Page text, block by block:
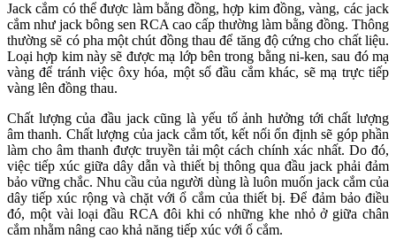
Jack cắm có thể được làm bằng đồng, hợp kim đồng, vàng, các jack
cắm như jack bông sen RCA cao cấp thường làm bằng đồng. Thông
thường sẽ có pha một chút đồng thau để tăng độ cứng cho chất liệu.
Loại hợp kim này sẽ được mạ lớp bên trong bằng ni-ken, sau đó mạ
vàng để tránh việc ôxy hóa, một số đầu cắm khác, sẽ mạ trực tiếp
vàng lên đồng thau.
Chất lượng của đầu jack cũng là yếu tố ảnh hưởng tới chất lượng
âm thanh. Chất lượng của jack cắm tốt, kết nối ổn định sẽ góp phần
làm cho âm thanh được truyền tải một cách chính xác nhất. Do đó,
việc tiếp xúc giữa dây dẫn và thiết bị thông qua đầu jack phải đảm
bảo vững chắc. Nhu cầu của người dùng là luôn muốn jack cắm của
dây tiếp xúc rộng và chặt với ổ cắm của thiết bị. Để đảm bảo điều
đó, một vài loại đầu RCA đôi khi có những khe nhỏ ở giữa chân
cắm nhằm nâng cao khả năng tiếp xúc với ổ cắm.